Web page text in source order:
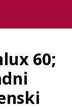
60;